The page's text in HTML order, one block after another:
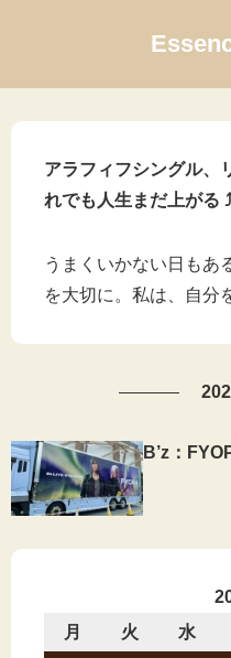
アラフィフシングル、
れでも人生まだ上がる
うまくいかない日もあ
を大切に。私は、自分
B’z：
月
火 水